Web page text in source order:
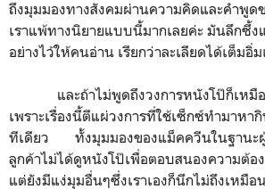
ถึงมุมมองทางสังคมผ่านความคิดและคำพู
เราแพ้ทางนิยายแบบนี้มากเลยค่ะ มันลึกซึ้
อย่างไว้ให้คนอ่าน เรียกว่าละเลียดได้เต็มอิ่ม
และถ้าไม่พูดถึงวงการหนังโป๊ก็เหมือ
เพราะเรื่องนี้ตีแผ่วงการที่ใช้เซ็กซ์ทำมาหา
ทีเดียว ทั้งมุมมองของแม็คควีนในฐานะผู้
ลูกค้าไม่ได้ดูหนังโป๊เพื่อตอบสนองความต้อ
แต่ยังมีแง่มุมอื่นๆซึ่งเราเองก็นึกไม่ถึงเหมื